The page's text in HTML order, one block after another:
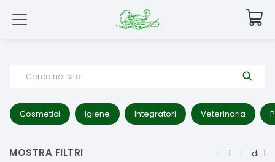
Cerca nel sito
Cosmetici Igiene Integratori Veterinaria
MOSTRA FILTRI 1 di 1